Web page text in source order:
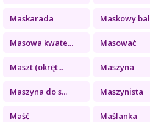
Maskarada Maskowy bal
Masowa kwate... Masować
Maszt (okręt... Maszyna
Maszyna do s... Maszynista
Maść Maślanka